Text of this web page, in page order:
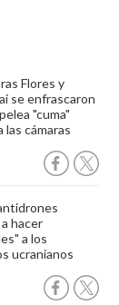
Flores y
se enfrascaron
"cuma"
las cámaras
hacer
a los
ucranianos